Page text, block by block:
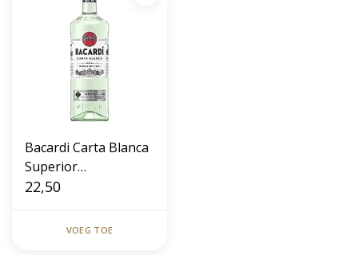
Bacardi Carta Blanca
Superior
Whiteboards Rum 1L
22,50
VOEG TOE